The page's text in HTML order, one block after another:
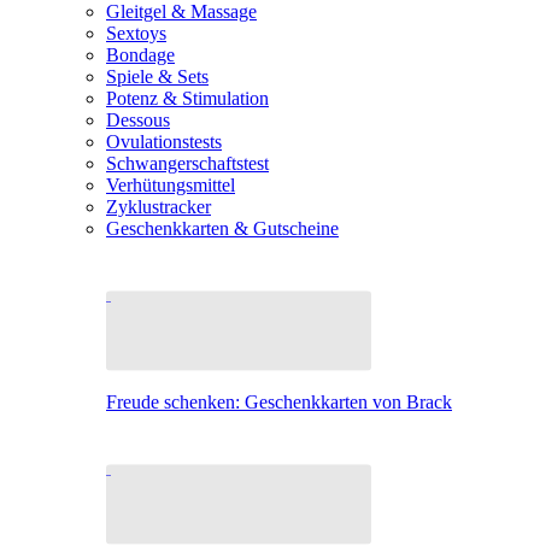
Gleitgel & Massage
Sextoys
Bondage
Spiele & Sets
Potenz & Stimulation
Dessous
Ovulationstests
Schwangerschaftstest
Verhütungsmittel
Zyklustracker
Geschenkkarten & Gutscheine
Freude schenken: Geschenkkarten von Brack